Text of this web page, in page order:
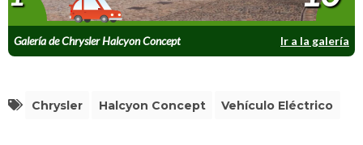
Galería de Chrysler Halcyon Concept Ir a la galería
Chrysler Halcyon Concept Vehículo Eléctrico